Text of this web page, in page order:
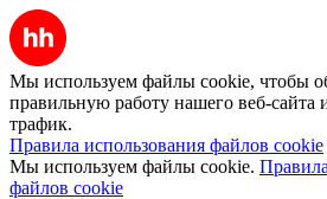
Мы используем файлы cookie, чтобы
правильную работу нашего веб-сайта
трафик.
Правила использования файлов cookie
Мы используем файлы cookie.
файлов cookie